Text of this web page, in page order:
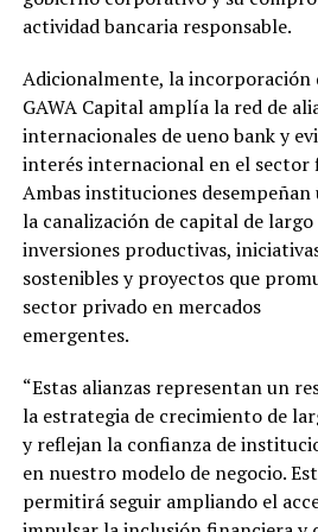
actividad bancaria responsable.
Adicionalmente, la incorporación
GAWA Capital amplía la red de
internacionales de ueno bank y
interés internacional en el sector
Ambas instituciones
la canalización de capital de largo
inversiones productivas,
sostenibles y proyectos que
sector privado en mercados
emergentes.
“Estas alianzas representan un
la estrategia de crecimiento de
y reflejan la confianza de
en nuestro modelo de negocio.
permitirá seguir ampliando el